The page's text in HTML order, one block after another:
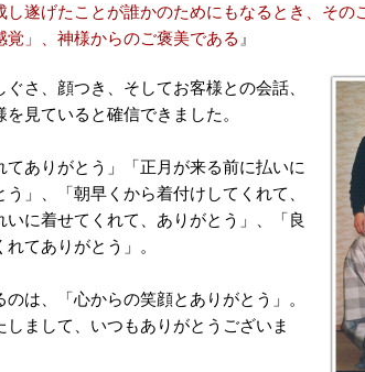
し遂げたことが誰かのためにもなるとき、その
覚」、神様からのご褒美である 』
さ、顔つき、そしてお客様との会話、
見ていると確信できました。
てありがとう」「正月が来る前に払いに
」、「朝早くから着付けしてくれて、
いに着せてくれて、ありがとう」、「良
てありがとう」。
は、「心からの笑顔とありがとう」。
しまして、いつもありがとうございま